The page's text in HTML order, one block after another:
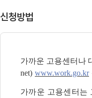
신청방법
가까운 고용센터나
net) www.work.go.kr
가까운 고용센터는